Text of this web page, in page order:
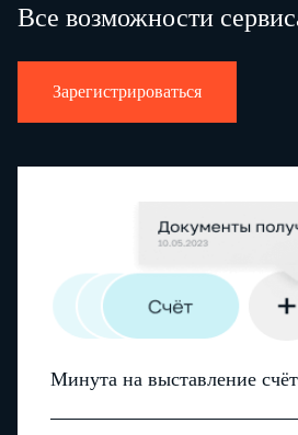
Все возможности
Зарегистрироваться
Минута на выставление